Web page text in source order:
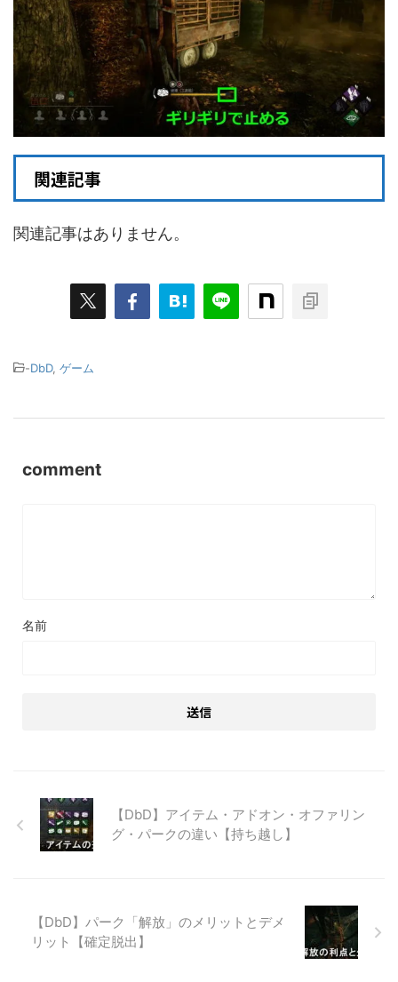
関連記事
関連記事はありません。
-DbD, ゲーム
comment
名前
【DbD】アイテム・アドオン・オファリン
グ・パークの違い【持ち越し】
【DbD】パーク「解放」のメリットとデメ
リット【確定脱出】